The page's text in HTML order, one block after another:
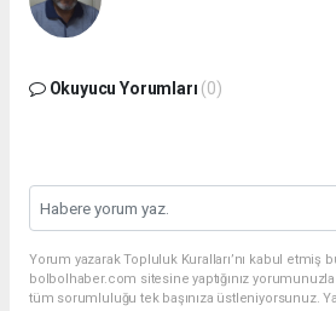
Okuyucu Yorumları (0)
Yorum yazarak Topluluk Kuralları’nı kabul etmiş
bolbolhaber.com sitesine yaptığınız
tüm sorumluluğu tek başınıza üstleniyorsunuz.